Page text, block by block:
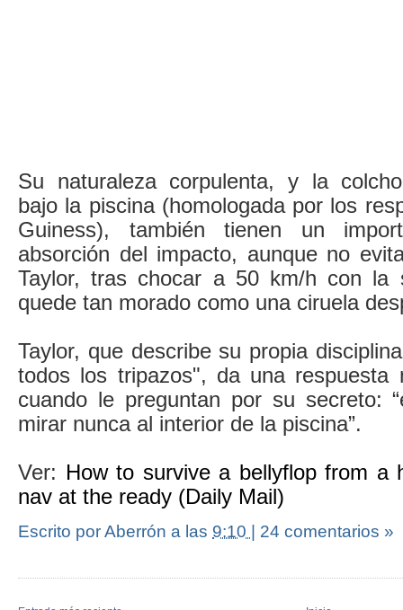
Su naturaleza corpulenta, y la
bajo la piscina (homologada por los
Guiness), también tienen un
absorción del impacto, aunque no
Taylor, tras chocar a 50 km/h con la
quede tan morado como una ciruela
Taylor, que describe su propia
todos los tripazos", da una respuesta
cuando le preguntan por su secreto:
mirar nunca al interior de la piscina”.
Ver: How to survive a bellyflop from a
nav at the ready (Daily Mail)
Escrito por Aberrón a las 9:10 | 24 comentarios »